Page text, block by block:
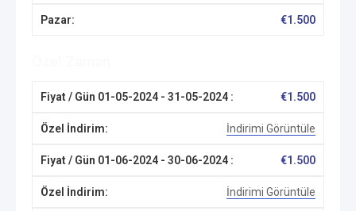
€1.500
€1.500
İndirimi Görüntüle
€1.500
İndirimi Görüntüle